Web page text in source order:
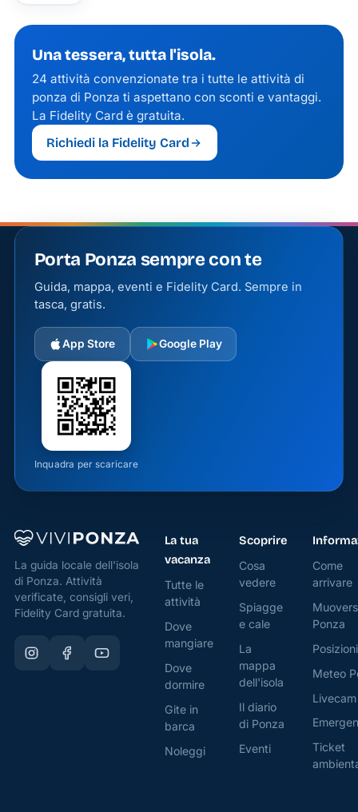
Una tessera, tutta l'isola.
24 attività convenzionate tra i tutte le attività di
ponza di Ponza ti aspettano con sconti e vantaggi.
La Fidelity Card è gratuita.
Richiedi la Fidelity Card
Porta Ponza sempre con te
Guida, mappa, eventi e Fidelity Card. Sempre in
tasca, gratis.
App Store Google Play
Inquadra per scaricare
La guida locale dell'isola
di Ponza. Attività
verificate, consigli veri,
Fidelity Card gratuita.
La tua
vacanza
Tutte le
attività
Dove
mangiare
Dove
dormire
Gite in
barca
Noleggi
Scoprire
Cosa
vedere
Spiagge
e cale
La
mappa
dell'isola
Il diario
di Ponza
Eventi
Come
arrivare
Ponza
Meteo
Livecam
Ticket